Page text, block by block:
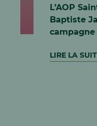
L’AOP
Baptiste
LIRE LA